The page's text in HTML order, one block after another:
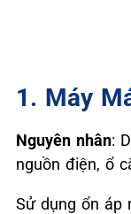
1. Máy
Nguyên nhân:
nguồn điện, ổ
Sử dụng ổn áp